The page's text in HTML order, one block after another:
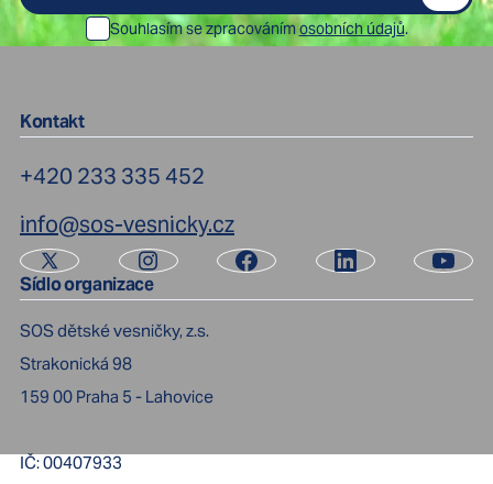
Souhlasím se zpracovánímosobních údajů.
Kontakt
+420 233 335 452
info@sos-vesnicky.cz
Sídlo organizace
SOS dětské vesničky, z.s.
Strakonická 98
159 00 Praha 5 - Lahovice
IČ:00407933